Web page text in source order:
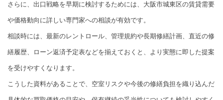
さらに、出口戦略を早期に検討するためには、大阪市城東区の賃貸需要
や価格動向に詳しい専門家への相談が有効です。
相談時には、最新のレントロール、管理規約や長期修繕計画、直近の修
繕履歴、ローン返済予定表などを揃えておくと、より実態に即した提案
を受けやすくなります。
こうした資料があることで、空室リスクや今後の修繕負担を織り込んだ